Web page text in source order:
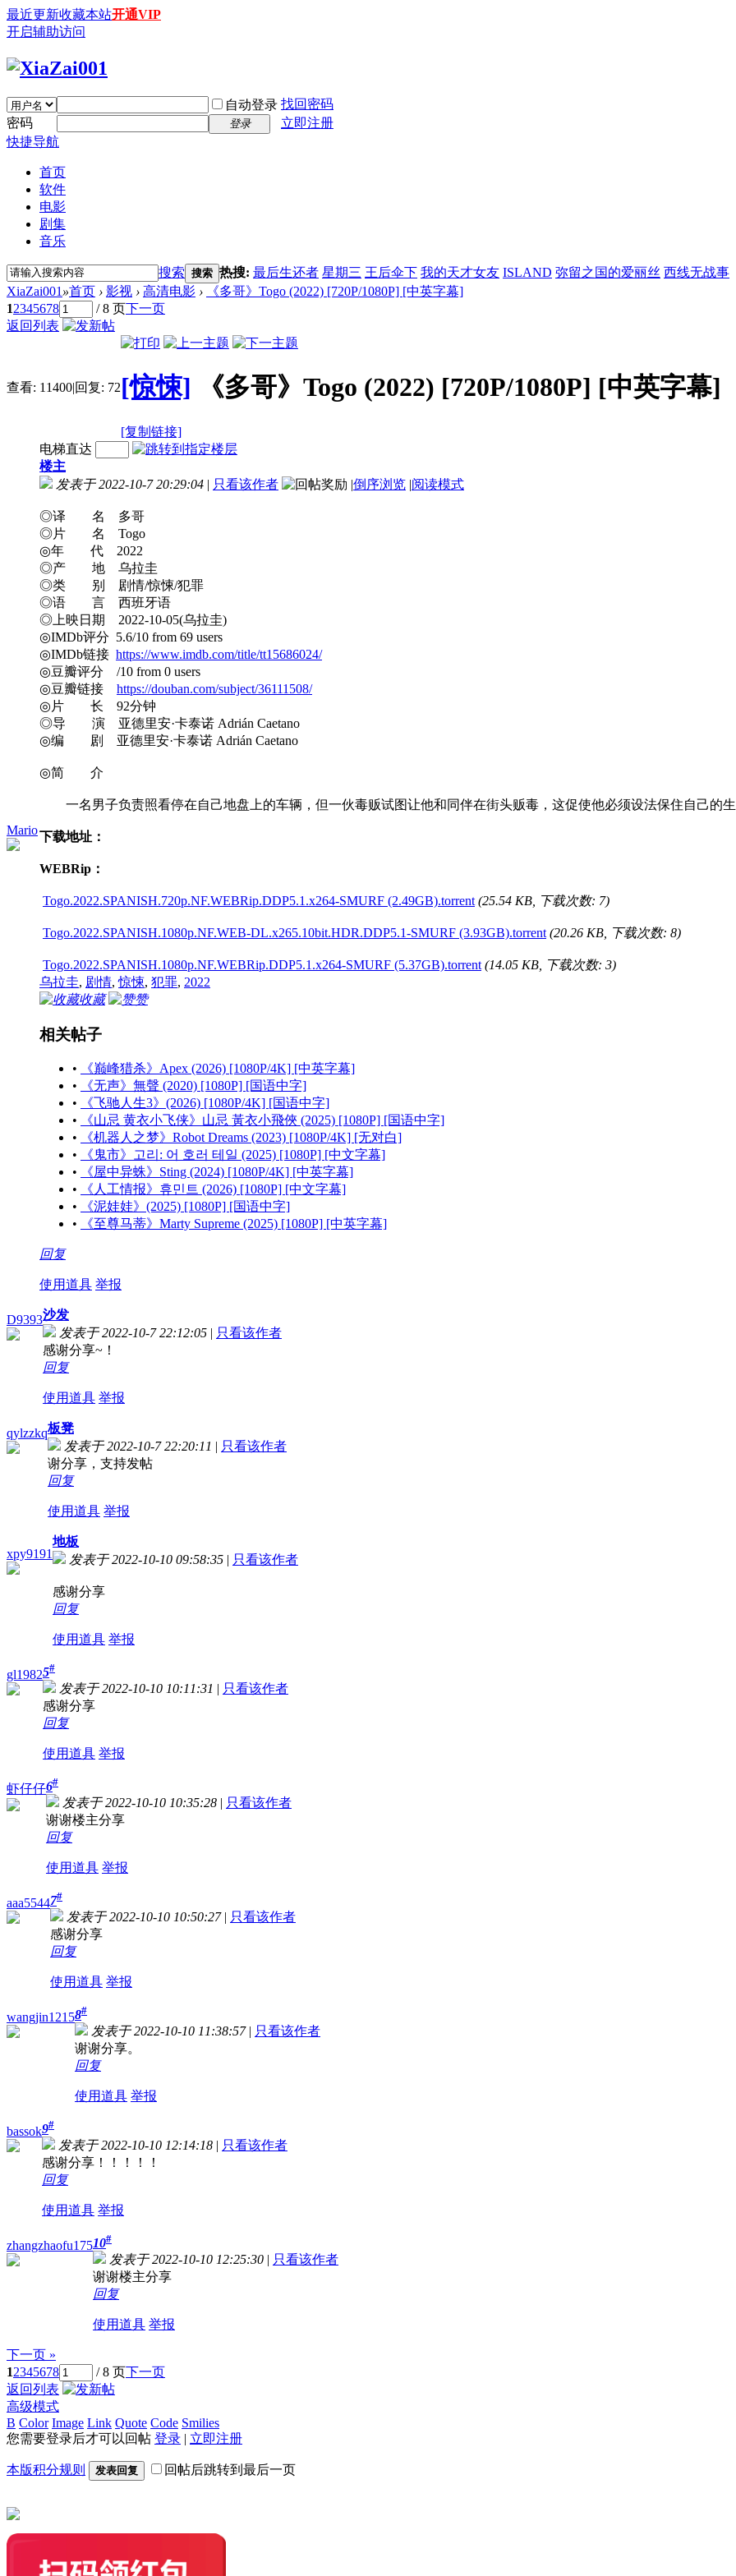
最近更新收藏本站开通VIP
开启辅助访问
自动登录 找回密码
密码
登录
立即注册
快捷导航
首页
软件
电影
剧集
音乐
搜索 搜索 热搜: 最后生还者 星期三 王后伞下 我的天才女友 ISLAND 弥留之国的爱丽丝 西线无战事
XiaZai001 »首页 › 影视 › 高清电影 ›
《多哥》Togo (2022) [720P/1080P] [中英字幕]
12345678 / 8 页下一页
返回列表
查看: 11400|回复: 72[惊悚] 《多哥》Togo (2022) [720P/1080P] [中英字幕]
[复制链接]
Mario
电梯直达
楼主
发表于 2022-10-7 20:29:04 | 只看该作者 |倒序浏览 |阅读模式
◎译 名 多哥
◎片 名 Togo
◎年 代 2022
◎产 地 乌拉圭
◎类 别 剧情/惊悚/犯罪
◎语 言 西班牙语
◎上映日期 2022-10-05(乌拉圭)
◎IMDb评分 5.6/10 from 69 users
◎IMDb链接 https://www.imdb.com/title/tt15686024/
◎豆瓣评分 /10 from 0 users
◎豆瓣链接 https://douban.com/subject/36111508/
◎片 长 92分钟
◎导 演 亚德里安·卡泰诺 Adrián Caetano
◎编 剧 亚德里安·卡泰诺 Adrián Caetano
◎简 介
一名男子负责照看停在自己地盘上的车辆，但一伙毒贩试图让他和同伴在街头贩毒，这促使他必须设法保住自己的
下载地址：
WEBRip：
Togo.2022.SPANISH.720p.NF.WEBRip.DDP5.1.x264-SMURF (2.49GB).torrent (25.54 KB, 下载次数: 7)
Togo.2022.SPANISH.1080p.NF.WEB-DL.x265.10bit.HDR.DDP5.1-SMURF (3.93GB).torrent (20.26 KB, 下载次数: 8)
Togo.2022.SPANISH.1080p.NF.WEBRip.DDP5.1.x264-SMURF (5.37GB).torrent (14.05 KB, 下载次数: 3)
乌拉圭, 剧情,惊悚, 犯罪, 2022
收藏
赞
相关帖子
•
《巅峰猎杀》Apex (2026) [1080P/4K] [中英字幕]
•
《无声》無聲 (2020) [1080P] [国语中字]
•
《飞驰人生3》(2026) [1080P/4K] [国语中字]
•
《山忌 黄衣小飞侠》山忌 黃衣小飛俠 (2025) [1080P] [国语中字]
•
《机器人之梦》Robot Dreams (2023) [1080P/4K] [无对白]
•
《鬼市》고리: 어 호러 테일 (2025) [1080P] [中文字幕]
•
《屋中异蛛》Sting (2024) [1080P/4K] [中英字幕]
•
《人工情报》휴민트 (2026) [1080P] [中文字幕]
•
《泥娃娃》(2025) [1080P] [国语中字]
•
《至尊马蒂》Marty Supreme (2025) [1080P] [中英字幕]
回复
使用道具 举报
D9393沙发
发表于 2022-10-7 22:12:05 | 只看该作者
感谢分享~！
回复
使用道具 举报
qylzzkq板凳
发表于 2022-10-7 22:20:11 | 只看该作者
谢分享，支持发帖
回复
使用道具 举报
xpy9191
地板
发表于 2022-10-10 09:58:35 | 只看该作者
感谢分享
回复
使用道具 举报
gl19825#
发表于 2022-10-10 10:11:31 | 只看该作者
感谢分享
回复
使用道具 举报
虾仔仔6#
发表于 2022-10-10 10:35:28 | 只看该作者
谢谢楼主分享
回复
使用道具 举报
aaa55447#
发表于 2022-10-10 10:50:27 | 只看该作者
感谢分享
回复
使用道具 举报
wangjin12158#
发表于 2022-10-10 11:38:57 | 只看该作者
谢谢分享。
回复
使用道具 举报
bassok9#
发表于 2022-10-10 12:14:18 | 只看该作者
感谢分享！！！！！
回复
使用道具 举报
zhangzhaofu17510#
发表于 2022-10-10 12:25:30 | 只看该作者
谢谢楼主分享
回复
使用道具 举报
下一页 »
12345678 / 8 页下一页
返回列表
高级模式
B Color Image Link Quote Code Smilies
您需要登录后才可以回帖 登录 | 立即注册
本版积分规则 发表回复 回帖后跳转到最后一页